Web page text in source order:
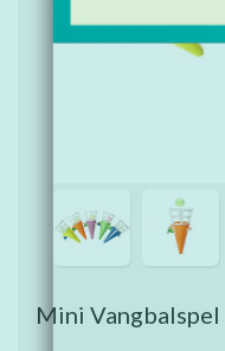
Mini Vangbalspel